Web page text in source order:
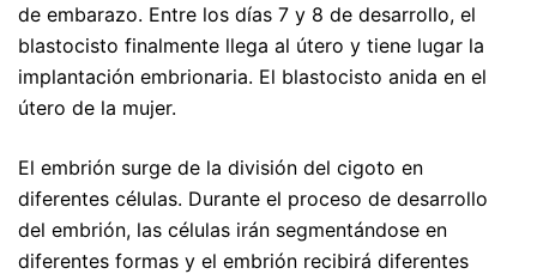
de embarazo. Entre los días 7 y 8 de desarrollo, el
blastocisto finalmente llega al útero y tiene lugar la
implantación embrionaria. El blastocisto anida en el
útero de la mujer.
El embrión surge de la división del cigoto en
diferentes células. Durante el proceso de desarrollo
del embrión, las células irán segmentándose en
diferentes formas y el embrión recibirá diferentes